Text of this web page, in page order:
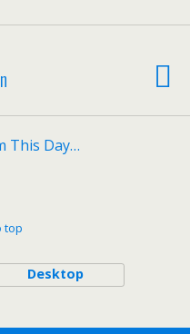
This Day…
top
Desktop